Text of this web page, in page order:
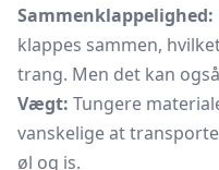
Sammenklappelighed:
klappes sammen,
trang. Men det kan
Vægt: Tungere
vanskelige at
øl og is.